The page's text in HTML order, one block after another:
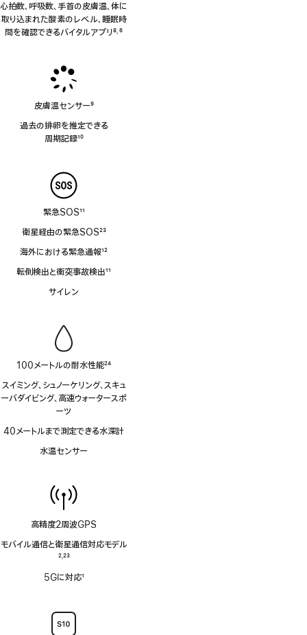
心拍数、呼吸数、手首の皮膚温、体に
取り込まれた酸素のレベル、睡眠時
間を確認できるバイタルアプリ8, 6
皮膚温センサー
注
9
過去の排卵を推定できる
周⁠期⁠記⁠録10
緊急SOS
脚
注
11
衛星経由の緊急SOS
脚
注
23
海外における緊急通報
脚
注
12
転倒検出と衝突事故検出11
サイレン
100メートルの耐水性能
注
24
スイミング、シュノーケリング、スキュ
ーバダイビング、高速ウォータースポ
ーツ
40メートルまで測定できる水深計
水温センサー
高精度2周波GPS
モバイル通信と衛星通信対応モデル
2,23
5Gに対応1